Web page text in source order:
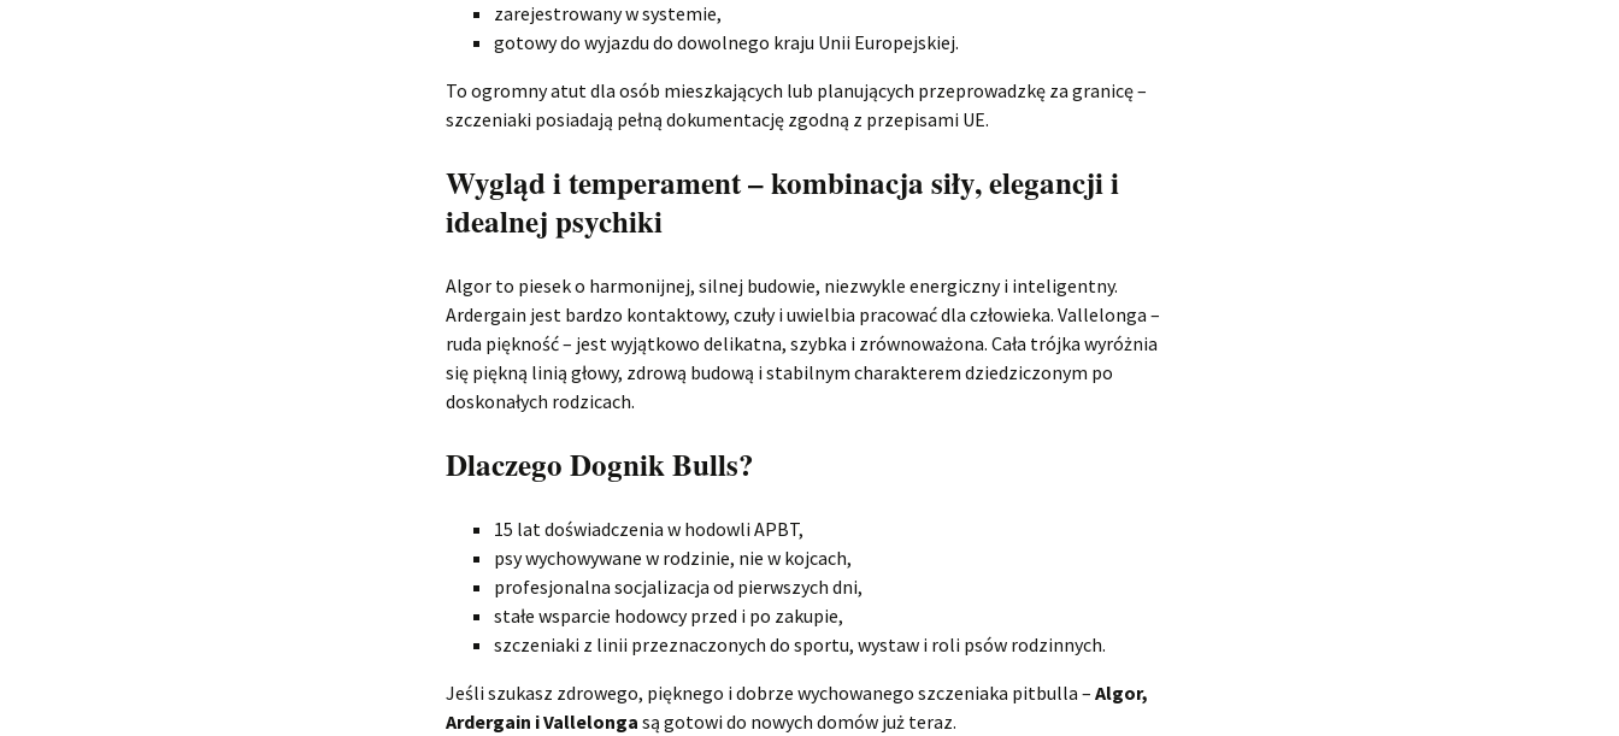
zarejestrowany w systemie,
gotowy do wyjazdu do dowolnego kraju Unii Europejskiej.
To ogromny atut dla osób mieszkających lub planujących przeprowadzkę za granicę –
szczeniaki posiadają pełną dokumentację zgodną z przepisami UE.
Wygląd i temperament – kombinacja siły, elegancji i
idealnej psychiki
Algor to piesek o harmonijnej, silnej budowie, niezwykle energiczny i inteligentny.
Ardergain jest bardzo kontaktowy, czuły i uwielbia pracować dla człowieka. Vallelonga –
ruda piękność – jest wyjątkowo delikatna, szybka i zrównoważona. Cała trójka wyróżnia
się piękną linią głowy, zdrową budową i stabilnym charakterem dziedziczonym po
doskonałych rodzicach.
Dlaczego Dognik Bulls?
15 lat doświadczenia w hodowli APBT,
psy wychowywane w rodzinie, nie w kojcach,
profesjonalna socjalizacja od pierwszych dni,
stałe wsparcie hodowcy przed i po zakupie,
szczeniaki z linii przeznaczonych do sportu, wystaw i roli psów rodzinnych.
Jeśli szukasz zdrowego, pięknego i dobrze wychowanego szczeniaka pitbulla – Algor,
Ardergain i Vallelonga są gotowi do nowych domów już teraz.